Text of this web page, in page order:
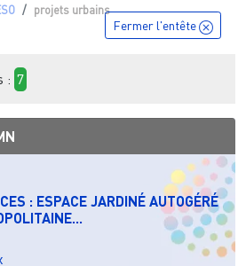
projets urbains
Fermer l'entête
: 7
: ESPACE JARDINÉ AUTOGÉRÉ